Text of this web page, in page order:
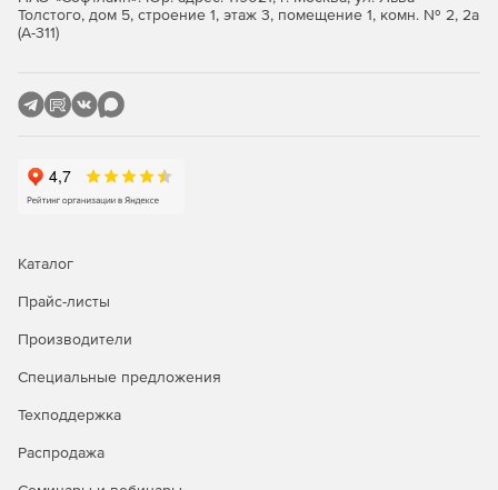
Значимые объекты критической информационной
Автоматизированные системы управления
производственными и технологическими процессами
Информационные системы общего пользования 2
класса.
Интернет-Шлюз ИКС Стандарт
Функции ИКС Стандарт:
Защита сети.
Авторизация пользователей.
Толстого, дом 5, строение 1, этаж 3, помещение 1, комн. № 2, 2а
(А-311)
Каталог
Прайс-листы
Производители
Специальные предложения
Техподдержка
Распродажа